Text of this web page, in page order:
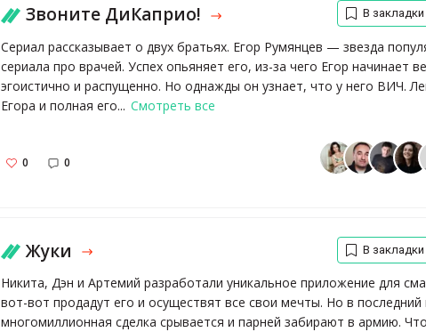
Звоните ДиКаприо!
Сериал рассказывает о двух братьях. Егор Румянцев — звезда
сериала про врачей. Успех опьяняет его, из-за чего Егор начинает
эгоистично и распущенно. Но однажды он узнает, что у него ВИЧ.
Егора и полная его... Смотреть все
0 0
В закладки
Жуки
Никита, Дэн и Артемий разработали уникальное приложение для
вот-вот продадут его и осуществят все свои мечты. Но в
многомиллионная сделка срывается и парней забирают в армию.
В закладки